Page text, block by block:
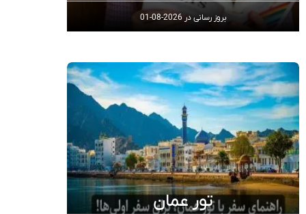
بروز رسانی در2026-08-01
تور عمان